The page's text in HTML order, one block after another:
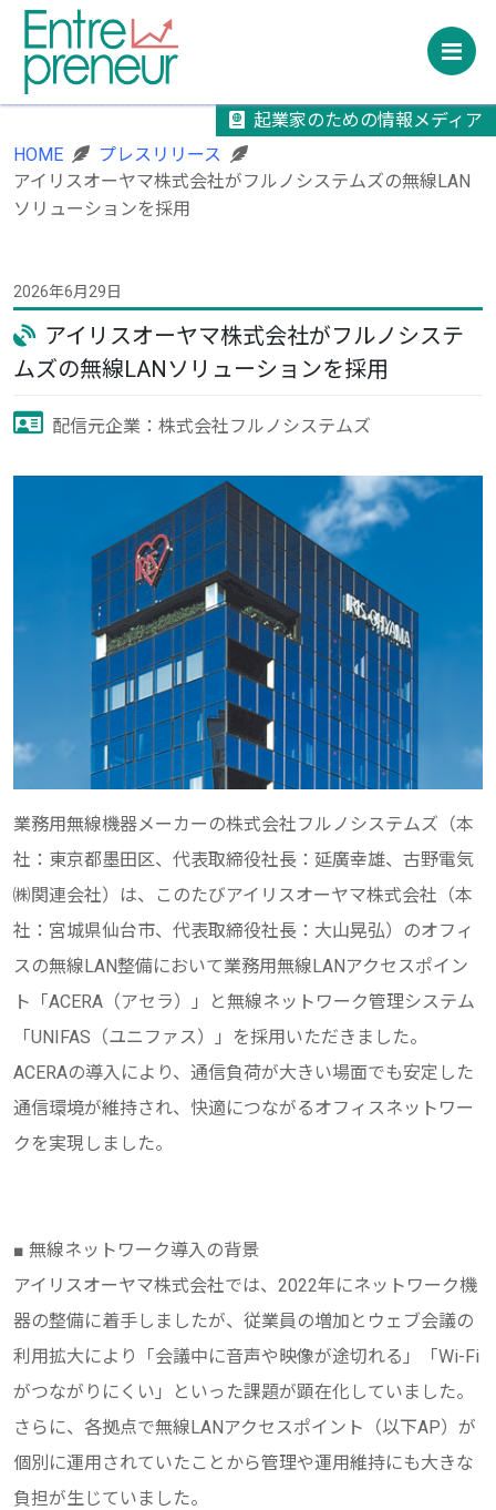
起業家のための情報メディア
HOME
プレスリリース
アイリスオーヤマ株式会社がフルノシステムズの無線LAN
ソリューションを採用
2026年6月29日
アイリスオーヤマ株式会社がフルノシステ
ムズの無線LANソリューションを採用
配信元企業：株式会社フルノシステムズ
業務用無線機器メーカーの株式会社フルノシステムズ（本
社：東京都墨田区、代表取締役社長：延廣幸雄、古野電気
㈱関連会社）は、このたびアイリスオーヤマ株式会社（本
社：宮城県仙台市、代表取締役社長：大山晃弘）のオフィ
スの無線LAN整備において業務用無線LANアクセスポイン
ト「ACERA（アセラ）」と無線ネットワーク管理システム
「UNIFAS（ユニファス）」を採用いただきました。
ACERAの導入により、通信負荷が大きい場面でも安定した
通信環境が維持され、快適につながるオフィスネットワー
クを実現しました。
■ 無線ネットワーク導入の背景
アイリスオーヤマ株式会社では、2022年にネットワーク機
器の整備に着手しましたが、従業員の増加とウェブ会議の
利用拡大により「会議中に音声や映像が途切れる」「Wi-Fi
がつながりにくい」といった課題が顕在化していました。
さらに、各拠点で無線LANアクセスポイント（以下AP）が
個別に運用されていたことから管理や運用維持にも大きな
負担が生じていました。